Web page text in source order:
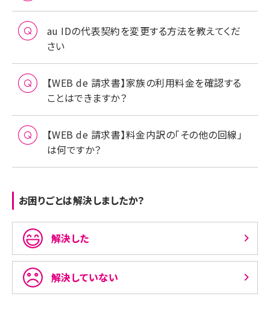
au IDの代表契約を変更する方法を教えてくだ
さい
【WEB de 請求書】家族の利用料金を確認する
ことはできますか？
【WEB de 請求書】料金内訳の「その他の回線」
は何ですか？
お困りごとは解決しましたか？
解決した
解決していない